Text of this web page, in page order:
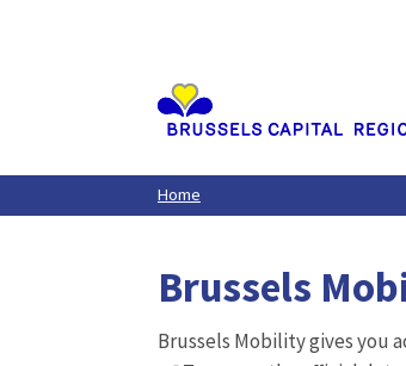
Home
Brussels
Brussels Mobility gives you